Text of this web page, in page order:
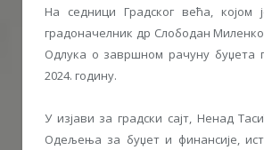
На седници Градског већа, којом
градоначелник др Слободан
Одлука о завршном рачуну буџета
2024. годину.
У изјави за градски сајт, Ненад
Одељења за буџет и финансије,